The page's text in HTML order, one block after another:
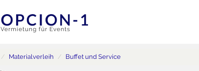
Vermietung für Events
Materialverleih Buffet und Service